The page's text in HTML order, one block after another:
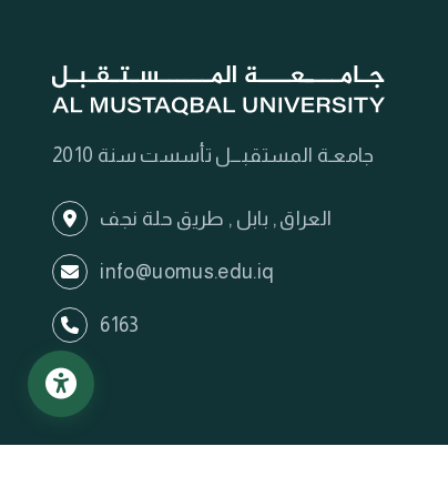
جامعـة المستقبـــل تأسست سنة 2010
العراق , بابل , طريق حلة نجف
info@uomus.edu.iq
6163